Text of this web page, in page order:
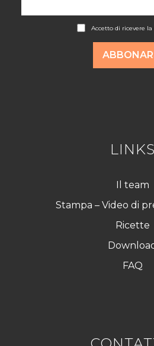
Accetto di ricevere
LINKS
Il team
Stampa – Video di
Ricette
FAQ